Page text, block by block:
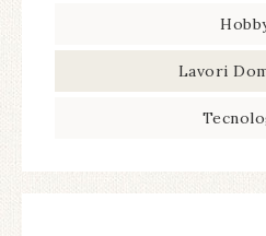
Lavori